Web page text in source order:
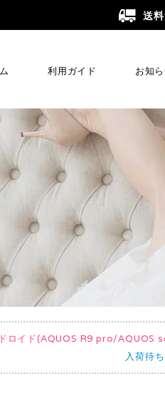
送
利用ガイド お知
ロイド(AQUOS R9 pro/AQUOS
入荷待